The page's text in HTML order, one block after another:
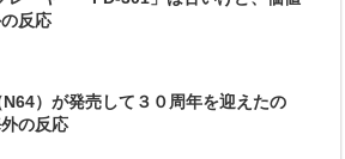
反応
N64）が発売して３０周年を迎えたの
の反応